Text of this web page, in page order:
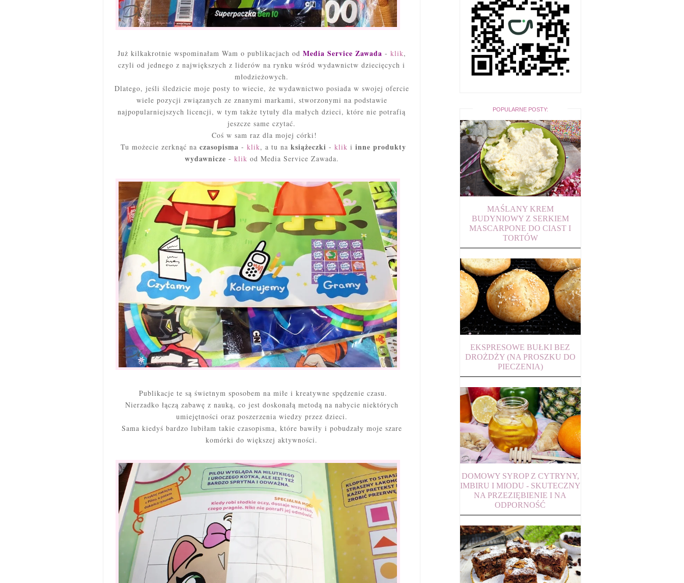
Już kilkakrotnie wspominałam Wam o publikacjach od Media Service Zawada - klik,
czyli od jednego z największych z liderów na rynku wśród wydawnictw dziecięcych i
młodzieżowych.
Dlatego, jeśli śledzicie moje posty to wiecie, że wydawnictwo posiada w swojej ofercie
wiele pozycji związanych ze znanymi markami, stworzonymi na podstawie
najpopularniejszych licencji, w tym także tytuły dla małych dzieci, które nie potrafią
jeszcze same czytać.
Coś w sam raz dla mojej córki!
Tu możecie zerknąć na czasopisma - klik, a tu na książeczki - klik i inne produkty
wydawnicze - klik od Media Service Zawada.
Publikacje te są świetnym sposobem na miłe i kreatywne spędzenie czasu.
Nierzadko łączą zabawę z nauką, co jest doskonałą metodą na nabycie niektórych
umiejętności oraz poszerzenia wiedzy przez dzieci.
Sama kiedyś bardzo lubiłam takie czasopisma, które bawiły i pobudzały moje szare
komórki do większej aktywności.
POPULARNE POSTY:
MAŚLANY KREM
BUDYNIOWY Z SERKIEM
MASCARPONE DO CIAST I
TORTÓW
EKSPRESOWE BUŁKI BEZ
DROŻDŻY (NA PROSZKU DO
PIECZENIA)
DOMOWY SYROP Z CYTRYNY,
IMBIRU I MIODU - SKUTECZNY
NA PRZEZIĘBIENIE I NA
ODPORNOŚĆ